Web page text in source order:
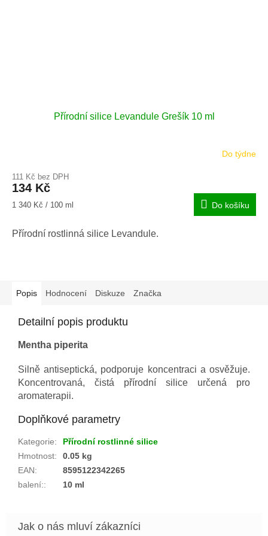
Přírodní silice Levandule Grešík 10 ml
Do týdne
111 Kč bez DPH
134 Kč
Měrná
1 340 Kč / 100 ml Do košíku
Přírodní rostlinná silice Levandule.
Popis Hodnocení Diskuze Značka
Detailní popis produktu
Mentha piperita
Silně antiseptická, podporuje koncentraci a osvěžuje.
Koncentrovaná, čistá přírodní silice určená pro
aromaterapii.
Doplňkové parametry
Kategorie:
Přírodní rostlinné silice
Hmotnost:
0.05 kg
EAN:
8595122342265
balení:: 10 ml